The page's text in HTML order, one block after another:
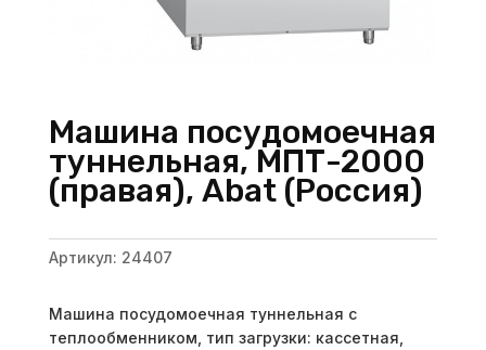
Машина посудомоечная
туннельная, МПТ-2000
(правая), Abat (Россия)
Артикул: 24407
Машина посудомоечная туннельная с
теплообменником, тип загрузки: кассетная,